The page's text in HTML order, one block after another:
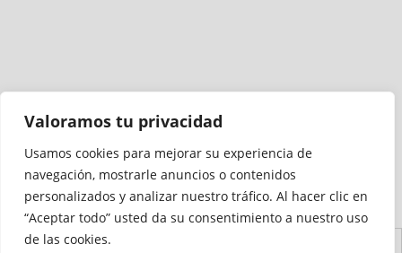
Valoramos tu privacidad
Usamos cookies para mejorar su experiencia de
navegación, mostrarle anuncios o contenidos
personalizados y analizar nuestro tráfico. Al hacer clic en
“Aceptar todo” usted da su consentimiento a nuestro uso
de las cookies.
Medio auditado por